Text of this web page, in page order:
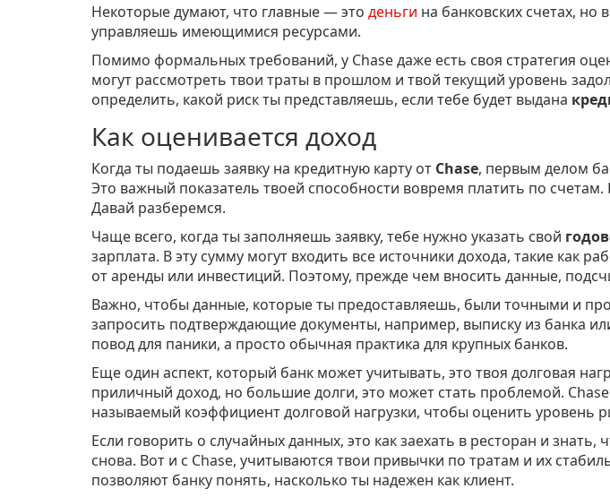
Некоторые думают, что главные — это деньги на банковских счетах, но
управляешь имеющимися ресурсами.
Помимо формальных требований, у Chase даже есть своя стратегия
могут рассмотреть твои траты в прошлом и твой текущий уровень
определить, какой риск ты представляешь, если тебе будет выдана
Как оценивается доход
Когда ты подаешь заявку на кредитную карту от Chase, первым делом
Это важный показатель твоей способности вовремя платить по
Давай разберемся.
Чаще всего, когда ты заполняешь заявку, тебе нужно указать свой
зарплата. В эту сумму могут входить все источники дохода, такие как
от аренды или инвестиций. Поэтому, прежде чем вносить данные,
Важно, чтобы данные, которые ты предоставляешь, были точными и
запросить подтверждающие документы, например, выписку из банка
повод для паники, а просто обычная практика для крупных банков.
Еще один аспект, который банк может учитывать, это твоя долговая
приличный доход, но большие долги, это может стать проблемой.
называемый коэффициент долговой нагрузки, чтобы оценить уровень
Если говорить о случайных данных, это как заехать в ресторан и знать,
снова. Вот и с Chase, учитываются твои привычки по тратам и их
позволяют банку понять, насколько ты надежен как клиент.